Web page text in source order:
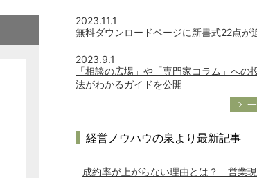
2023.11.1
無料ダウンロードページに新書式22点が
2023.9.1
「相談の広場」や「専門家コラム」への
法がわかるガイドを公開
経営ノウハウの泉より最新記事
成約率が上がらない理由とは？ 営業